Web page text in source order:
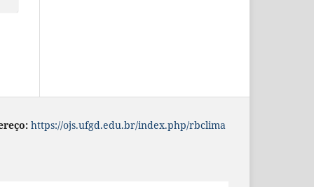
https://ojs.ufgd.edu.br/index.php/rbclima